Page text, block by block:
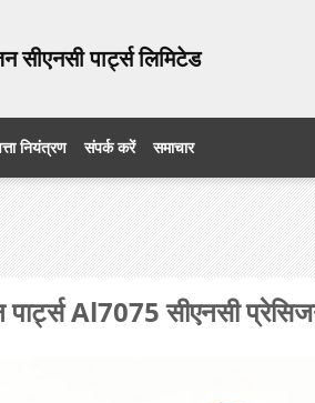
सीएनसी पार्ट्स लिमिटेड
नियंत्रण संपर्क करें समाचार
Al7075 सीएनसी प्रेसिजन